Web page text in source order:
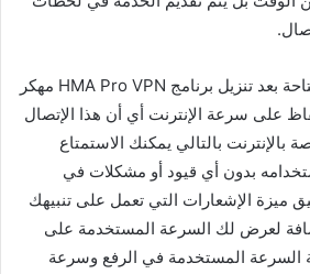
علاوة على المميزات المتاحة بعد تنزيل برنامج HMA Pro VPN مهكر
على سرعة الإنترنت أي أن هذا الإتصال
بالإنترنت بالتالي يمكنك الاستمتاع
بدون أي قيود أو مشكلات في
ميزة الإشعارات التي تعمل على تنبيهك
لعرض لك السرعة المستخدمة على
السرعة المستخدمة في الرفع وسرعة